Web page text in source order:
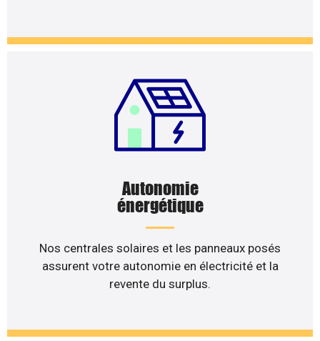
Autonomie
énergétique
Nos centrales solaires et les panneaux posés
assurent votre autonomie en électricité et la
revente du surplus.